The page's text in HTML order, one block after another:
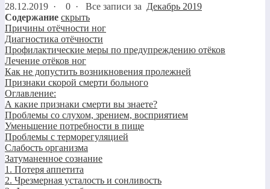
28.12.2019 · 0 · Все записи за Декабрь 2019
Содержание скрыть
Причины отёчности ног
Диагностика отёчности
Профилактические меры по предупреждению отёков
Лечение отёков ног
Как не допустить возникновения пролежней
Признаки скорой смерти больного
Оглавление:
А какие признаки смерти вы знаете?
Проблемы со слухом, зрением, восприятием
Уменьшение потребности в пище
Проблемы с терморегуляцией
Слабость организма
Затуманенное сознание
1. Потеря аппетита
2. Чрезмерная усталость и сонливость